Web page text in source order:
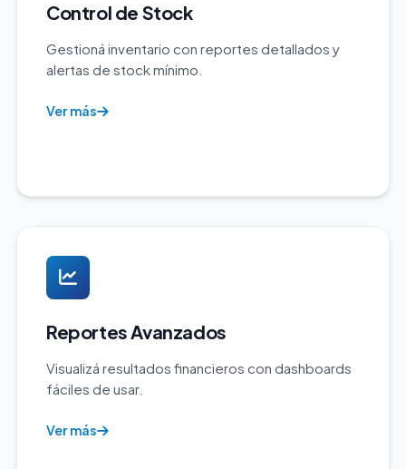
Control de Stock
Gestioná inventario con reportes detallados y
alertas de stock mínimo.
Ver más
Reportes Avanzados
Visualizá resultados financieros con dashboards
fáciles de usar.
Ver más